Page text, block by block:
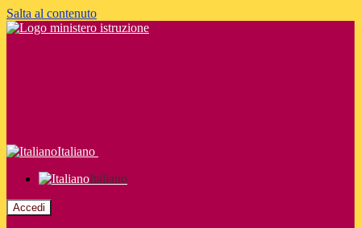
Salta al contenuto
Italiano
Italiano
Accedi